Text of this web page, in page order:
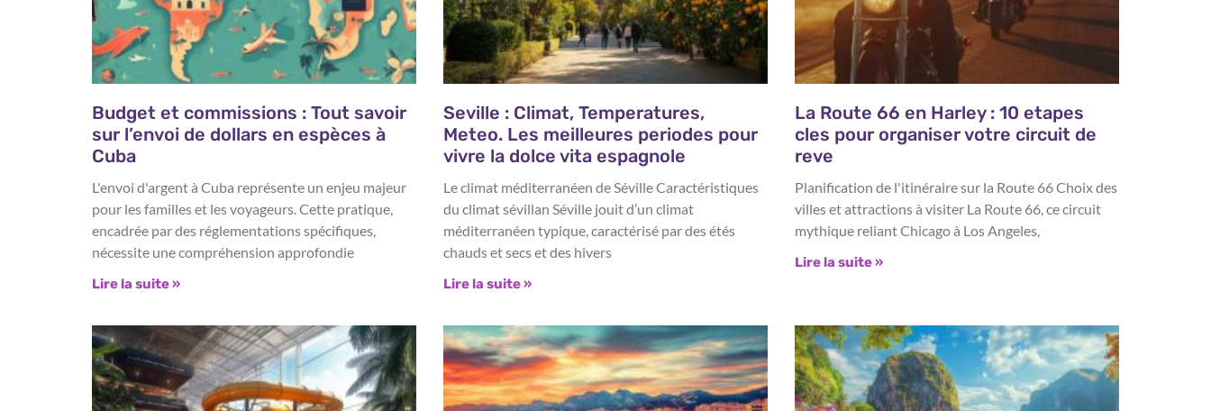
Budget et commissions : Tout savoir
sur l’envoi de dollars en espèces à
Cuba
L'envoi d'argent à Cuba représente un enjeu majeur
pour les familles et les voyageurs. Cette pratique,
encadrée par des réglementations spécifiques,
nécessite une compréhension approfondie
Lire la suite »
Seville : Climat, Temperatures,
Meteo. Les meilleures periodes pour
vivre la dolce vita espagnole
Le climat méditerranéen de Séville Caractéristiques
du climat sévillan Séville jouit d’un climat
méditerranéen typique, caractérisé par des étés
chauds et secs et des hivers
Lire la suite »
La Route 66 en Harley : 10 etapes
cles pour organiser votre circuit de
reve
Planification de l'itinéraire sur la Route 66 Choix des
villes et attractions à visiter La Route 66, ce circuit
mythique reliant Chicago à Los Angeles,
Lire la suite »